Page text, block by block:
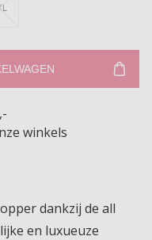
winkels
dankzij de all
en luxueuze